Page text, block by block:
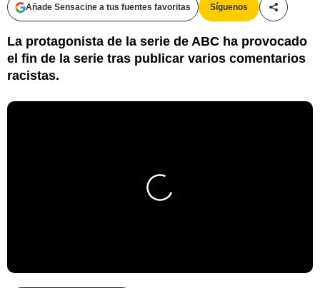
Añade Sensacine a tus fuentes favoritas Síguenos
La protagonista de la serie de ABC ha provocado
el fin de la serie tras publicar varios comentarios
racistas.